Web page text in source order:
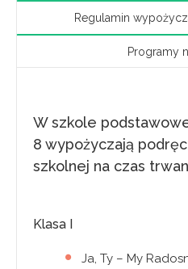
Regulamin
Programy
W szkole
8 wypożyczają
szkolnej na czas
Klasa I
Ja, Ty – My